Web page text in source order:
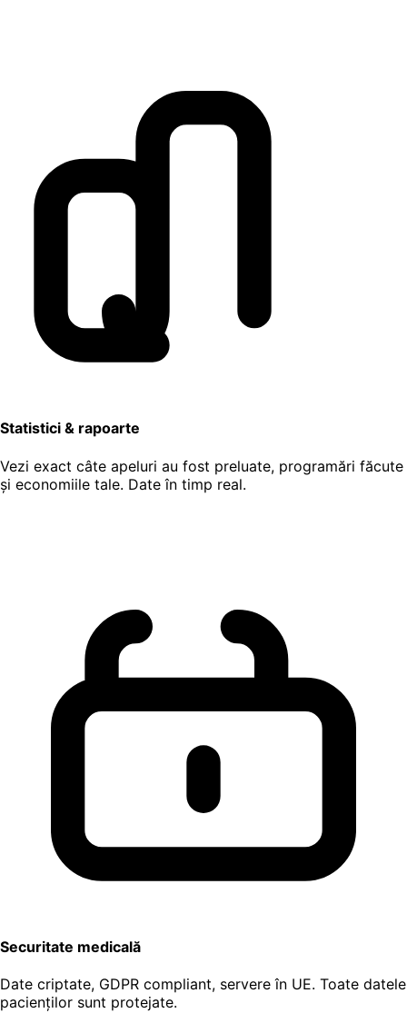
Statistici & rapoarte
Vezi exact câte apeluri au fost preluate, programări făcute
și economiile tale. Date în timp real.
Securitate medicală
Date criptate, GDPR compliant, servere în UE. Toate datele
pacienților sunt protejate.